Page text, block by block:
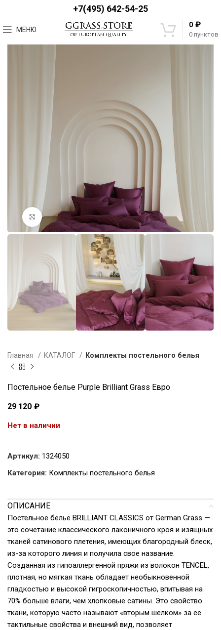
+7(495) 642-54-25
МЕНЮ
0 пунктов
0 ₽
Увеличить
Главная КАТАЛОГ Комплекты постельного белья
Постельное белье Purple Brilliant Grass Евро
29 120 ₽
Нет в наличии
Артикул: 1324050
Категория: Комплекты постельного белья
ОПИСАНИЕ
Постельное белье BRILLIANT CLASSICS от German Grass —
это сочетание классического лаконичного кроя и изящных
тканей сатинового плетения, имеющих благородный блеск,
из-за которого линия и получила свое название.
Созданная из гипоаллергенной пряжи из волокон TENCEL,
плотная, но мягкая ткань обладает необыкновенной
гладкостью и высокой гигроскопичностью, впитывая на
70% больше влаги, чем хлопковые сатины. Это свойство
ткани, которую часто называют «вторым шелком» за ее
тактильные свойства и внешний вид, позволяет